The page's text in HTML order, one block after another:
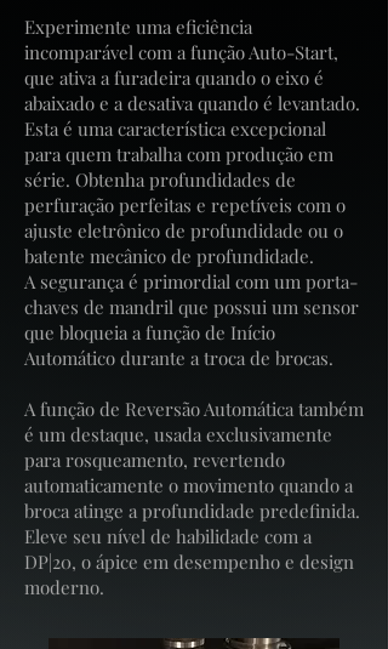
Experimente uma eficiência
incomparável com a função Auto-Start,
que ativa a furadeira quando o eixo é
abaixado e a desativa quando é levantado.
Esta é uma característica excepcional
para quem trabalha com produção em
série. Obtenha profundidades de
perfuração perfeitas e repetíveis com o
ajuste eletrônico de profundidade ou o
batente mecânico de profundidade.
A segurança é primordial com um porta-
chaves de mandril que possui um sensor
que bloqueia a função de Início
Automático durante a troca de brocas.
A função de Reversão Automática também
é um destaque, usada exclusivamente
para rosqueamento, revertendo
automaticamente o movimento quando a
broca atinge a profundidade predefinida.
Eleve seu nível de habilidade com a
DP|20, o ápice em desempenho e design
moderno.